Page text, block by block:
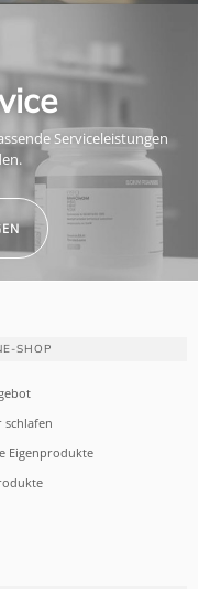
Serviceleistungen
SHOP
schlafen
Eigenprodukte